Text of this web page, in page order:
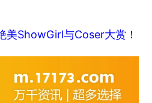
ShowGirl与Coser大赏！